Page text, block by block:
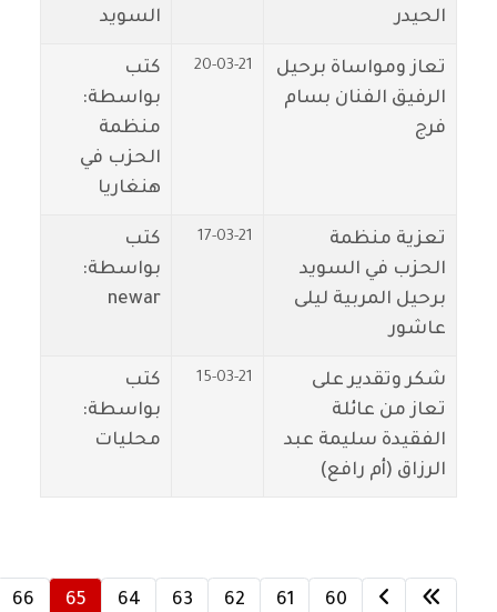
الحيدر
السويد
تعاز ومواساة برحيل
الرفيق الفنان بسام
فرج
20-03-21
كتب
بواسطة:
منظمة
الحزب في
هنغاريا
تعزية منظمة
الحزب في السويد
برحيل المربية ليلى
عاشور
17-03-21
كتب
بواسطة:
newar
شكر وتقدير على
تعاز من عائلة
الفقيدة سليمة عبد
الرزاق (أم رافع)
15-03-21
كتب
بواسطة:
محليات
60
61
62
63
64
65
66